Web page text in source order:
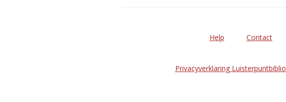
Help Contact
Privacyverklaring